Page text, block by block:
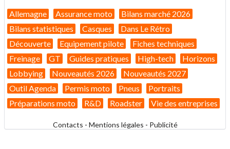
Allemagne Assurance moto
Bilans marché 2026
Bilans statistiques
Casques
Dans Le Rétro
Découverte
Equipement pilote
Fiches techniques
Freinage
GT Guides pratiques High-tech
Horizons
Lobbying
Nouveautés 2026
Nouveautés 2027
Outil Agenda
Permis moto Pneus
Portraits
Préparations moto
R&D Roadster Vie des entreprises
Contacts - Mentions légales - Publicité